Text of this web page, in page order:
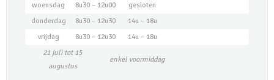
woensdag
8u30 – 12u00
gesloten
donderdag
8u30 – 12u30
14u – 18u
vrijdag
8u30 – 12u30
14u – 18u
21 juli tot 15
augustus
enkel voormiddag